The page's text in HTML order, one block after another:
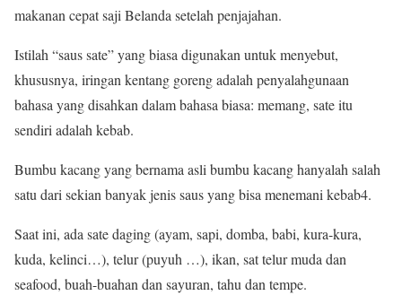
makanan cepat saji Belanda setelah penjajahan.
Istilah “saus sate” yang biasa digunakan untuk menyebut,
khususnya, iringan kentang goreng adalah penyalahgunaan
bahasa yang disahkan dalam bahasa biasa: memang, sate itu
sendiri adalah kebab.
Bumbu kacang yang bernama asli bumbu kacang hanyalah salah
satu dari sekian banyak jenis saus yang bisa menemani kebab4.
Saat ini, ada sate daging (ayam, sapi, domba, babi, kura-kura,
kuda, kelinci…), telur (puyuh …), ikan, sat telur muda dan
seafood, buah-buahan dan sayuran, tahu dan tempe.